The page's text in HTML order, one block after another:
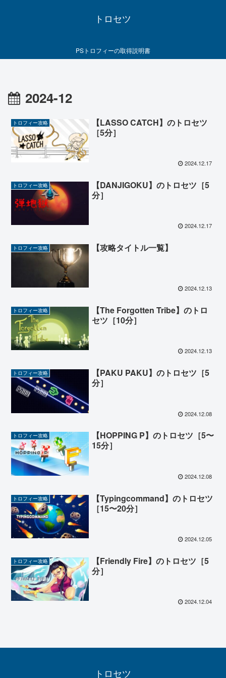
トロセツ
PSトロフィーの取得説明書
2024-12
トロフィー攻略
【LASSO CATCH】のトロセツ
［5分］
2024.12.17
トロフィー攻略
【DANJIGOKU】のトロセツ［5
分］
2024.12.17
トロフィー攻略 【攻略タイトル一覧】
2024.12.13
トロフィー攻略
【The Forgotten Tribe】のトロ
セツ［10分］
2024.12.13
トロフィー攻略
【PAKU PAKU】のトロセツ［5
分］
2024.12.08
トロフィー攻略
【HOPPING P】のトロセツ［5〜
15分］
2024.12.08
トロフィー攻略
【Typingcommand】のトロセツ
［15〜20分］
2024.12.05
トロフィー攻略
【Friendly Fire】のトロセツ［5
分］
2024.12.04
トロセツ